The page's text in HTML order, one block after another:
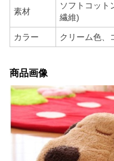
素材
ソフトコット
繊維)
カラー クリーム色、
商品画像